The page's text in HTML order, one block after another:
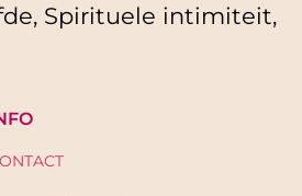
Spirituele intimiteit,